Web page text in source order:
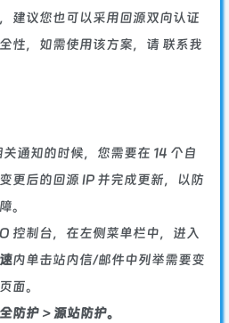
建议您也可以采用回源双向认证
性，如需使用该方案，请 联系我
通知的时候，您需要在 14 个自
更后的回源 IP 并完成更新，以防
。
控制台，在左侧菜单栏中，进入
内单击站内信/邮件中列举需要变
面。
防护 > 源站防护。